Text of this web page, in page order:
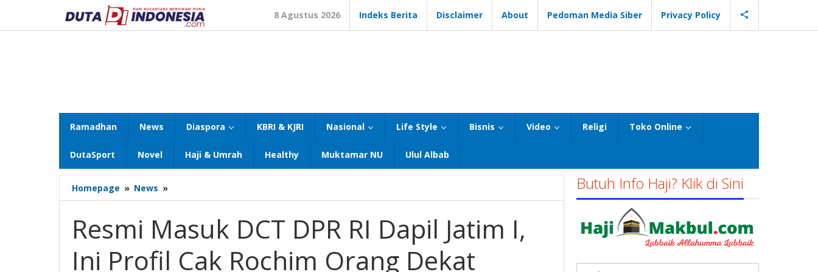
konten
8 Agustus 2026 Indeks Berita Disclaimer About Pedoman Media Siber Privacy Policy
Ramadhan News Diaspora KBRI & KJRI Nasional Life Style Bisnis Video Religi Toko Online
DutaSport Novel Haji & Umrah Healthy Muktamar NU Ulul Albab
Homepage » News »
Masuk
DPR
RI
Dapil
Jatim
Resmi Masuk DCT DPR RI Dapil Jatim I,
Ini Profil Cak Rochim Orang Dekat
Butuh Info Haji? Klik di Sini